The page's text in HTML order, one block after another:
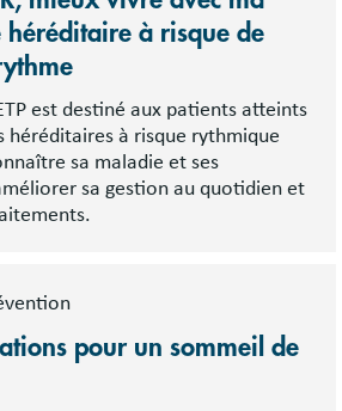
à risque de
est destiné aux patients atteints
héréditaires à risque rythmique
sa maladie et ses
sa gestion au quotidien et
pour un sommeil de